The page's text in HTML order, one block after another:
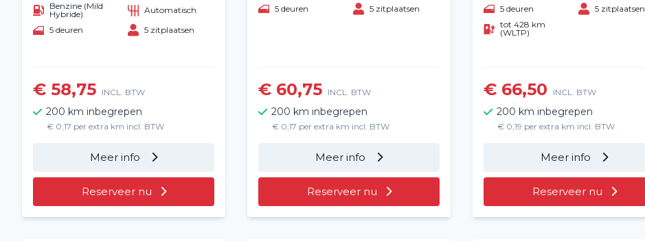
Voertuig huren
Lange termijn
Benzine (Mild
Hybride)
Automatisch
5 deuren
5 zitplaatsen
€ 58,75 INCL. BTW
200 km inbegrepen
€ 0,17 per extra km incl. BTW
Meer info
Reserveer nu
5 deuren
5 zitplaatsen
€ 60,75 INCL. BTW
200 km inbegrepen
€ 0,17 per extra km incl. BTW
Meer info
Reserveer nu
5 deuren
5 zitplaatsen
tot 428 km
(WLTP)
€ 66,50 INCL. BTW
200 km inbegrepen
€ 0,19 per extra km incl. BTW
Meer info
Reserveer nu